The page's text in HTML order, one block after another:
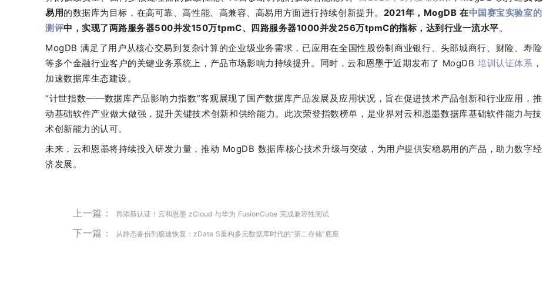
易用的数据库为目标，在高可靠、高性能、高兼容、高易用方面进行持续创新提升。 2021年，MogDB 在中国赛宝实验室的
测评中，实现了两路服务器500并发150万tpmC、四路服务器1000并发256万tpmC的指标，达到行业一流水平。
MogDB 满足了用户从核心交易到复杂计算的企业级业务需求，已应用在全国性股份制商业银行、头部城商行、财险、寿险
等多个金融行业客户的关键业务系统上，产品市场影响力持续提升。同时，云和恩墨于近期发布了 MogDB 培训认证体系 ，
加速数据库生态建设。
“计世指数——数据库产品影响力指数”客观展现了国产数据库产品发展及应用状况，旨在促进技术产品创新和行业应用，推
动基础软件产业做大做强，提升关键技术创新和供给能力。此次荣登指数榜单，是业界对云和恩墨数据库基础软件能力与技
术创新能力的认可。
未来，云和恩墨将持续投入研发力量，推动 MogDB 数据库核心技术升级与突破，为用户提供安稳易用的产品，助力数字经
济发展。
上一篇： 再添新认证！云和恩墨 zCloud 与华为 FusionCube 完成兼容性测试
下一篇： 从静态备份到极速恢复：zData S重构多元数据库时代的“第二存储”底座